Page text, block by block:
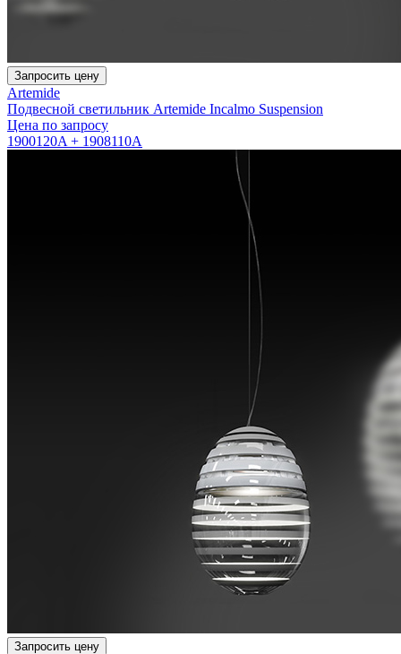
Запросить цену
Artemide
Подвесной светильник Artemide Incalmo Suspension
Цена по запросу
1900120A + 1908110A
Запросить цену